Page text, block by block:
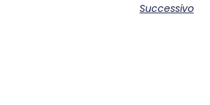
Successivo